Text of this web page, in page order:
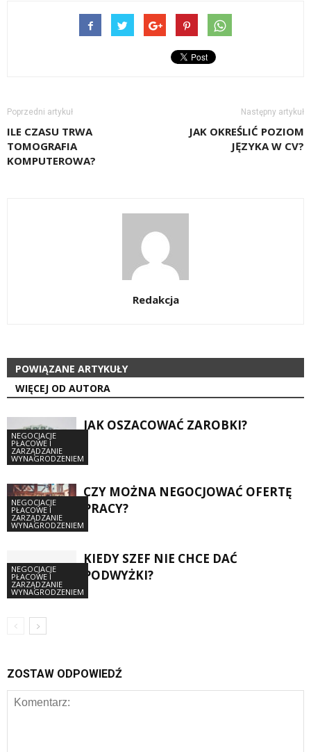
Poprzedni artykuł
ILE CZASU TRWA
TOMOGRAFIA
KOMPUTEROWA?
Następny artykuł
JAK OKREŚLIĆ POZIOM
JĘZYKA W CV?
Redakcja
POWIĄZANE ARTYKUŁY
WIĘCEJ OD AUTORA
NEGOCJACJE
PŁACOWE I
ZARZĄDZANIE
WYNAGRODZENIEM
JAK OSZACOWAĆ ZAROBKI?
NEGOCJACJE
PŁACOWE I
ZARZĄDZANIE
WYNAGRODZENIEM
CZY MOŻNA NEGOCJOWAĆ OFERTĘ
PRACY?
NEGOCJACJE
PŁACOWE I
ZARZĄDZANIE
WYNAGRODZENIEM
KIEDY SZEF NIE CHCE DAĆ
PODWYŻKI?
ZOSTAW ODPOWIEDŹ